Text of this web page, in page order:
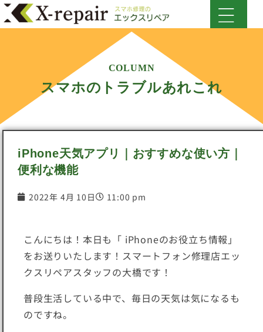
COLUMN
スマホのトラブルあれこれ
iPhone天気アプリ｜おすすめな使い方｜
便利な機能
2022年 4月 10日 11:00 pm
こんにちは！本日も「 iPhoneのお役立ち情報」
をお送りいたします！スマートフォン修理店エッ
クスリペアスタッフの大橋です！
普段生活している中で、毎日の天気は気になるも
のですね。